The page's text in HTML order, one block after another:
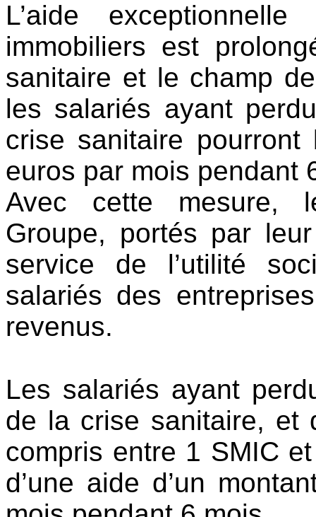
L’aide
immobiliers est
sanitaire et le champ
les salariés ayant
crise sanitaire pourront
euros par mois pendant
Avec cette mesure,
Groupe, portés par
service de l’utilité
salariés des
revenus.
Les salariés ayant
de la crise sanitaire, et
compris entre 1 SMIC
d’une aide d’un